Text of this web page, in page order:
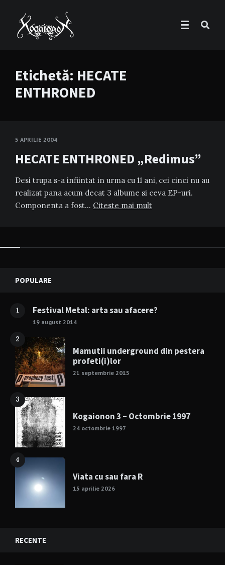
Etichetă: HECATE
ENTHRONED
5 APRILIE 2004
HECATE ENTHRONED „Redimus”
Desi trupa s-a infiintat in urma cu 11 ani, cei cinci nu au
realizat pana acum decat 3 albume si ceva EP-uri.
Componenta a fost… Citeste mai mult
Widgets
POPULARE
1 Festival Metal: arta sau afacere?
19 august 2014
2
Mamutii underground din pestera
profeti(i)lor
21 septembrie 2015
3
Kogaionon 3 – Octombrie 1997
24 octombrie 1997
4
Viata cu sau fara R
15 aprilie 2026
RECENTE